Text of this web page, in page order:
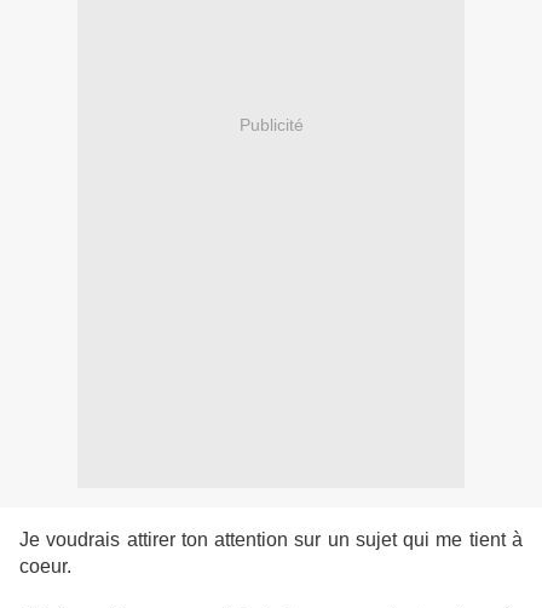
Publicité
Je voudrais attirer ton attention sur un sujet qui me tient à
coeur.